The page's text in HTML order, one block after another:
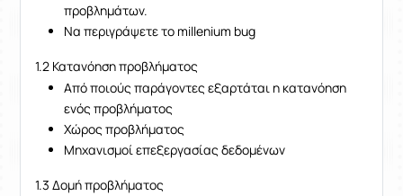
προβλημάτων.
Να περιγράψετε το millenium bug
1.2 Κατανόηση προβλήματος
Από ποιούς παράγοντες εξαρτάται η κατανόηση
ενός προβλήματος
Χώρος προβλήματος
Μηχανισμοί επεξεργασίας δεδομένων
1.3 Δομή προβλήματος